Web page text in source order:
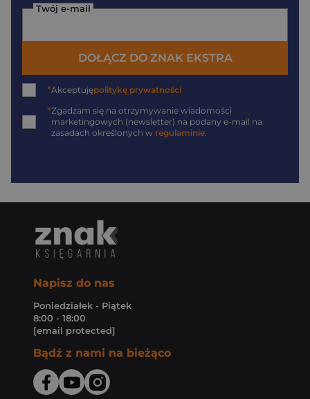
Twój e-mail
DOŁĄCZ DO ZNAK EKSTRA
*Akceptujępolitykę prywatności
*Zgadzam się na otrzymywanie wiadomości
marketingowych (newsletter) na podany e-mail na
zasadach określonych w regulaminie
Napisz do nas
Poniedziałek - Piątek
8:00 - 18:00
[email protected]
Bądź z nami na bieżąco